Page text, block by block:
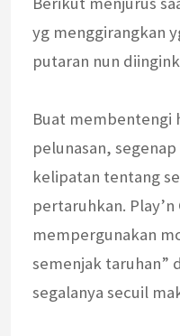
yg menggirangkan
putaran nun
Buat membentengi
pelunasan,
kelipatan tentang
pertaruhkan. Play’n
mempergunakan
semenjak taruhan”
segalanya secuil